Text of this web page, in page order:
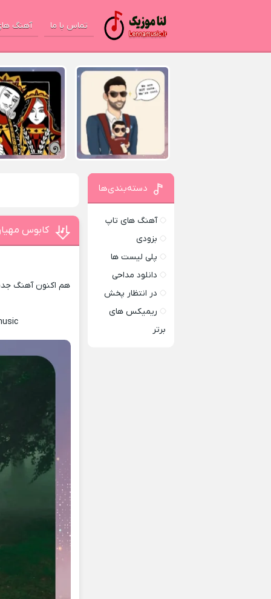
تماس با ما آهنگ
کابوس مهیار
هم اکنون آهنگ
دسته‌بندی‌ها
آهنگ های تاپ
بزودی
پلی لیست ها
دانلود مداحی
در انتظار پخش
ریمیکس های
برتر